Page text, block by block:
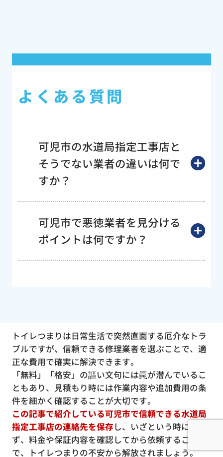
よくある質問
可児市の水道局指定工事店と
そうでない業者の違いは何で
すか？
可児市で悪徳業者を見分ける
ポイントは何ですか？
トイレつまりは日常生活で突然直面する厄介なトラ
ブルですが、信頼できる修理業者を選ぶことで、適
正な費用で確実に解決できます。
「無料」「格安」の謳い文句には罠が潜んでいるこ
ともあり、見積もり時には作業内容や追加費用の条
件を細かく確認することが大切です。
この記事で紹介している可児市で信頼できる水道局
指定工事店の連絡先を保存し、いざという時に慌て
ず、料金や保証内容を確認してから依頼すること
で、トイレつまりの不安から解放されましょう。